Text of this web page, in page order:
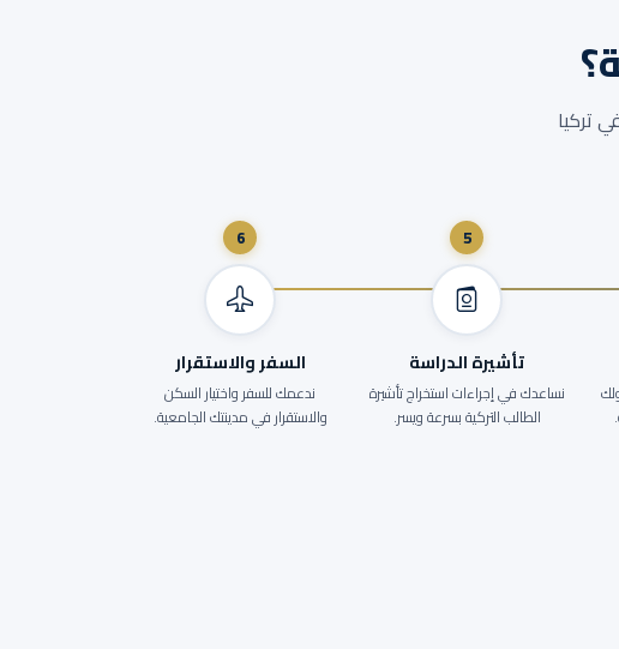
تركيا
5
تأشيرة الدراسة
نساعدك في إجراءات استخراج تأشيرة
الطالب التركية بسرعة ويسر.
6
السفر والاستقرار
ندعمك للسفر واختيار السكن
والاستقرار في مدينتك الجامعية.